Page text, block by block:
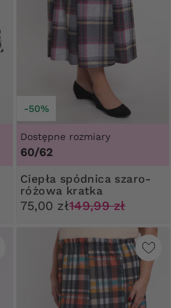
-50%
Dostępne rozmiary
60/62
Ciepła spódnica szaro-
różowa kratka
75,00 zł149,99 zł